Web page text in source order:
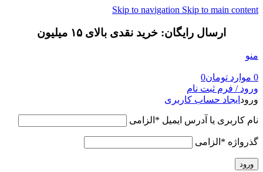
Skip to navigation Skip to main content
ارسال رایگان: خرید نقدی بالای ۱۵ میلیون
منو
0 موارد تومان0
ورود / فرم ثبت نام
ورود ایجاد حساب کاربری
نام کاربری یا آدرس ایمیل * الزامی
گذرواژه * الزامی
ورود